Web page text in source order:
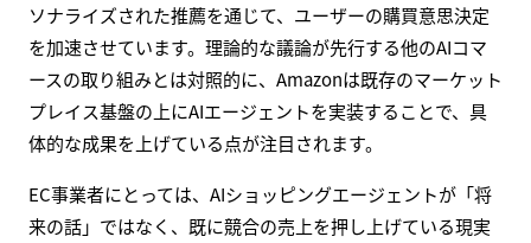
ソナライズされた推薦を通じて、ユーザーの購買意思決定
を加速させています。理論的な議論が先行する他のAIコマ
ースの取り組みとは対照的に、Amazonは既存のマーケット
プレイス基盤の上にAIエージェントを実装することで、具
体的な成果を上げている点が注目されます。
EC事業者にとっては、AIショッピングエージェントが「将
来の話」ではなく、既に競合の売上を押し上げている現実